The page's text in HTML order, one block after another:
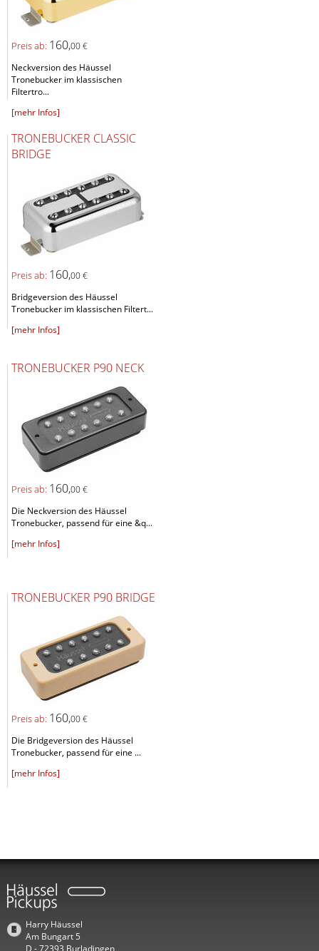
Preis ab: 160,00 €
Neckversion des Häussel
Tronebucker im klassischen
Filtertro...
[mehr Infos]
TRONEBUCKER CLASSIC
BRIDGE
Preis ab: 160,00 €
Bridgeversion des Häussel
Tronebucker im klassischen Filtert...
[mehr Infos]
TRONEBUCKER P90 NECK
Preis ab: 160,00 €
Die Neckversion des Häussel
Tronebucker, passend für eine &q...
[mehr Infos]
TRONEBUCKER P90 BRIDGE
Preis ab: 160,00 €
Die Bridgeversion des Häussel
Tronebucker, passend für eine ...
[mehr Infos]
Harry Häussel
Am Bungart 5